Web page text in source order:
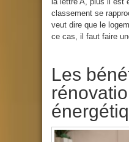
classement se
veut dire que le
ce cas, il faut faire
Les